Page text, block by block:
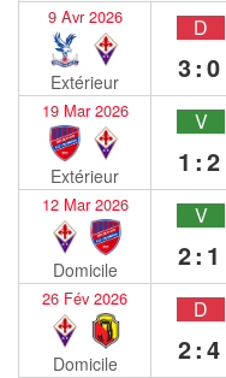
9 Avr 2026
Extérieur
D
3:0
19 Mar 2026
Extérieur
V
1:2
12 Mar 2026
Domicile
V
2:1
26 Fév 2026
Domicile
D
2:4